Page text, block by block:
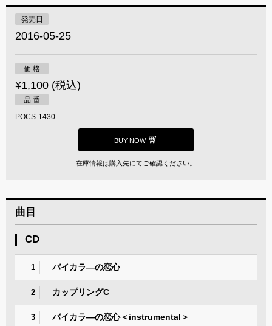
発売日
2016-05-25
価 格
¥1,100 (税込)
品 番
POCS-1430
BUY NOW
在庫情報は購入先にてご確認ください。
曲目
CD
1 バイカラ―の恋心
2 カップリングC
3 バイカラ―の恋心＜instrumental＞